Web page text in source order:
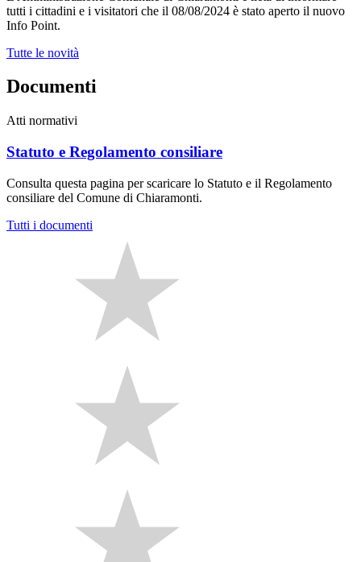
tutti i cittadini e i visitatori che il 08/08/2024 è stato aperto il nuovo
Info Point.
Tutte le novità
Documenti
Atti normativi
Statuto e Regolamento consiliare
Consulta questa pagina per scaricare lo Statuto e il Regolamento
consiliare del Comune di Chiaramonti.
Tutti i documenti